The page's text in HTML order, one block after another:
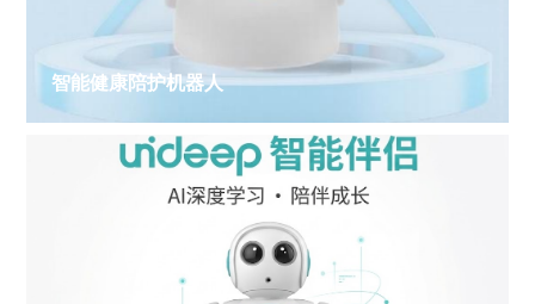
智能健康陪护机器人